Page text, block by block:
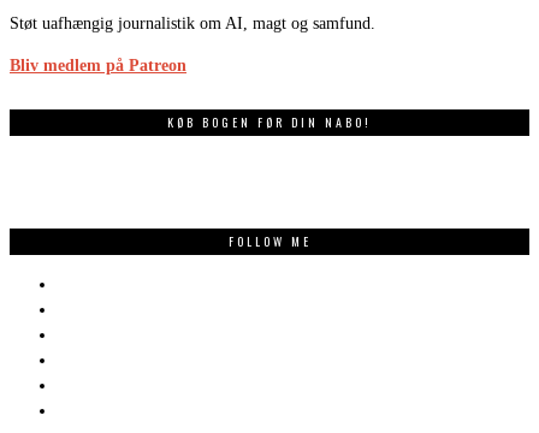
Støt uafhængig journalistik om AI, magt og samfund.
Bliv medlem på Patreon
KØB BOGEN FØR DIN NABO!
FOLLOW ME